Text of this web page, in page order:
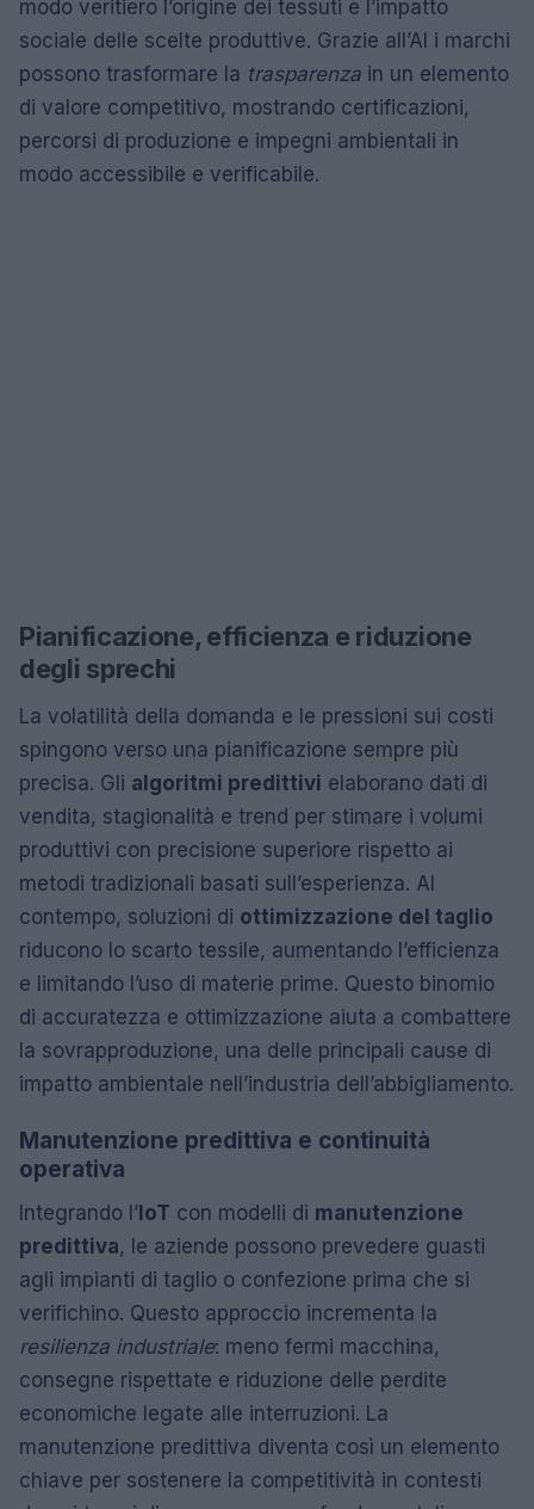
modo veritiero l’origine dei tessuti e l’impatto
sociale delle scelte produttive. Grazie all’AI i marchi
possono trasformare la trasparenza in un elemento
di valore competitivo, mostrando certificazioni,
percorsi di produzione e impegni ambientali in
modo accessibile e verificabile.
Pianificazione, efficienza e riduzione
degli sprechi
La volatilità della domanda e le pressioni sui costi
spingono verso una pianificazione sempre più
precisa. Gli algoritmi predittivi elaborano dati di
vendita, stagionalità e trend per stimare i volumi
produttivi con precisione superiore rispetto ai
metodi tradizionali basati sull’esperienza. Al
contempo, soluzioni di ottimizzazione del taglio
riducono lo scarto tessile, aumentando l’efficienza
e limitando l’uso di materie prime. Questo binomio
di accuratezza e ottimizzazione aiuta a combattere
la sovrapproduzione, una delle principali cause di
impatto ambientale nell’industria dell’abbigliamento.
Manutenzione predittiva e continuità
operativa
Integrando l’ IoT con modelli di manutenzione
predittiva, le aziende possono prevedere guasti
agli impianti di taglio o confezione prima che si
verifichino. Questo approccio incrementa la
resilienza industriale: meno fermi macchina,
consegne rispettate e riduzione delle perdite
economiche legate alle interruzioni. La
manutenzione predittiva diventa così un elemento
chiave per sostenere la competitività in contesti